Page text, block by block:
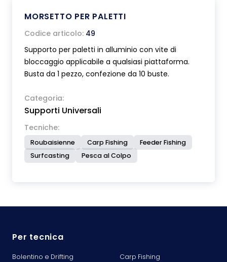
MORSETTO PER PALETTI
Codice articolo: 49
Supporto per paletti in alluminio con vite di
bloccaggio applicabile a qualsiasi piattaforma.
Busta da 1 pezzo, confezione da 10 buste.
Categoria:
Supporti Universali
Tecniche:
Roubaisienne Carp Fishing
Feeder Fishing
Surfcasting
Pesca al Colpo
Per tecnica
Bolentino e Drifting
Carp Fishing